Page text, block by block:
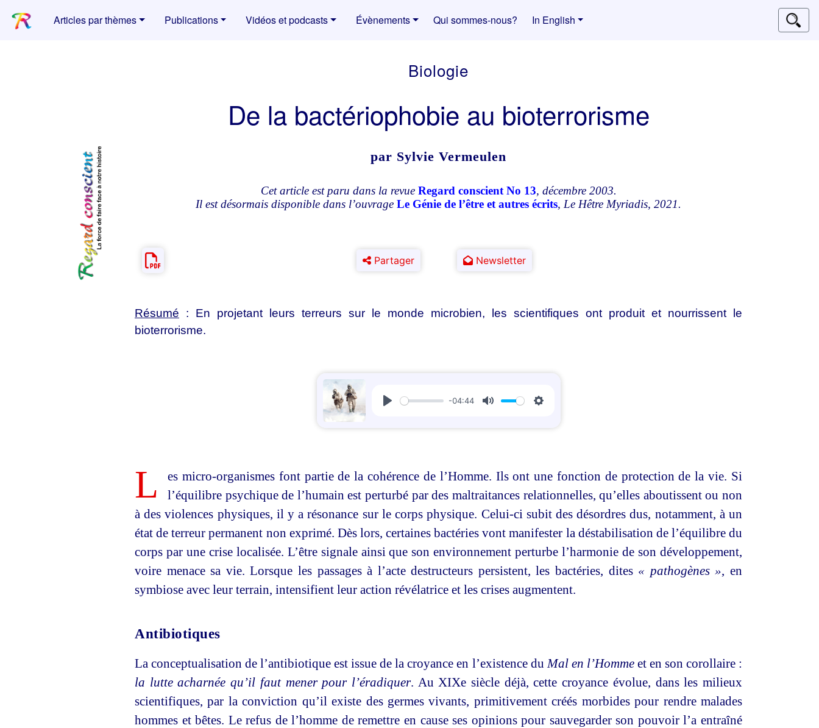
Articles par thèmes Publications Vidéos et podcasts Évènements Qui sommes-nous? In English
Biologie
De la bactériophobie au bioterrorisme
par Sylvie Vermeulen
Cet article est paru dans la revue Regard conscient No 13, décembre 2003.
Il est désormais disponible dans l’ouvrage Le Génie de l’être et autres écrits, Le Hêtre Myriadis, 2021.
Partager Newsletter
Résumé : En projetant leurs terreurs sur le monde microbien, les scientifiques ont produit et nourrissent le
bioterrorisme.
-04:44
L
es micro-organismes font partie de la cohérence de l’Homme. Ils ont une fonction de protection de la vie. Si
l’équilibre psychique de l’humain est perturbé par des maltraitances relationnelles, qu’elles aboutissent ou non
à des violences physiques, il y a résonance sur le corps physique. Celui-ci subit des désordres dus, notamment, à un
état de terreur permanent non exprimé. Dès lors, certaines bactéries vont manifester la déstabilisation de l’équilibre du
corps par une crise localisée. L’être signale ainsi que son environnement perturbe l’harmonie de son développement,
voire menace sa vie. Lorsque les passages à l’acte destructeurs persistent, les bactéries, dites « pathogènes », en
symbiose avec leur terrain, intensifient leur action révélatrice et les crises augmentent.
Antibiotiques
La conceptualisation de l’antibiotique est issue de la croyance en l’existence duMal en l’Hommeet en son corollaire :
la lutte acharnée qu’il faut mener pour l’éradiquer. Au XIXe siècle déjà, cette croyance évolue, dans les milieux
scientifiques, par la conviction qu’il existe des germes vivants, primitivement créés morbides pour rendre malades
hommes et bêtes. Le refus de l’homme de remettre en cause ses opinions pour sauvegarder son pouvoir l’a entraîné